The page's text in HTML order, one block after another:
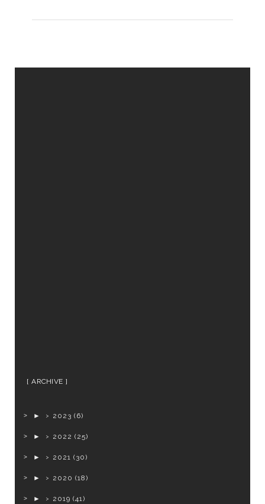
ARCHIVE
► 2023 (6)
► 2022 (25)
► 2021 (30)
► 2020 (18)
► 2019 (41)